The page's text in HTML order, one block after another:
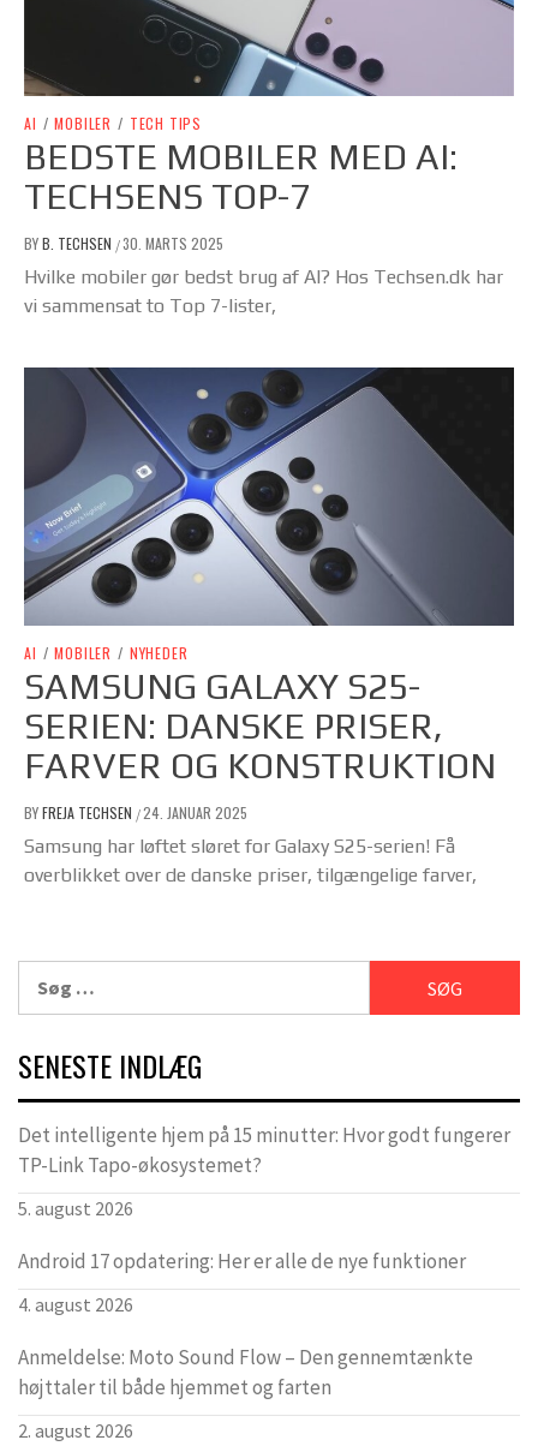
AI / MOBILER / TECH TIPS
BEDSTE MOBILER MED AI:
TECHSENS TOP-7
BYB. TECHSEN /30. MARTS 2025
Hvilke mobiler gør bedst brug af AI? Hos Techsen.dk har
vi sammensat to Top 7-lister,
AI / MOBILER / NYHEDER
SAMSUNG GALAXY S25-
SERIEN: DANSKE PRISER,
FARVER OG KONSTRUKTION
BYFREJA TECHSEN /24. JANUAR 2025
Samsung har løftet sløret for Galaxy S25-serien! Få
overblikket over de danske priser, tilgængelige farver,
efter:
SENESTE INDLÆG
Det intelligente hjem på 15 minutter: Hvor godt fungerer
TP-Link Tapo-økosystemet?
5. august 2026
Android 17 opdatering: Her er alle de nye funktioner
4. august 2026
Anmeldelse: Moto Sound Flow – Den gennemtænkte
højttaler til både hjemmet og farten
2. august 2026